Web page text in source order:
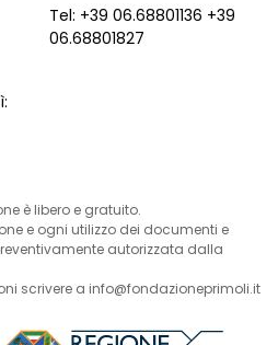
Tel: +39 06.68801136 +39
06.68801827
è libero e gratuito.
e ogni utilizzo dei documenti e
autorizzata dalla
scrivere a info@fondazioneprimoli.it